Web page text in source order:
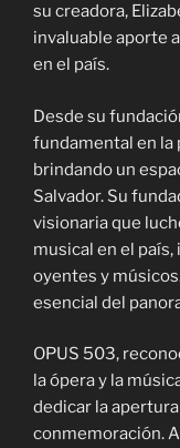
su creadora,
invaluable aporte
en el país.
Desde su
fundamental en la
brindando un
Salvador. Su
visionaria que
musical en el
oyentes y
esencial del
OPUS 503,
la ópera y la
dedicar la
conmemoración.